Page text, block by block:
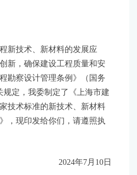
技术、新材料的发展应
新，确保建设工程质量和安
勘察设计管理条例》（国务
规定，我委制定了《上海市建
技术标准的新技术、新材料
，现印发给你们，请遵照执
2024年7月10日